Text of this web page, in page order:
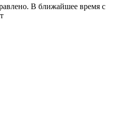
В ближайшее время с